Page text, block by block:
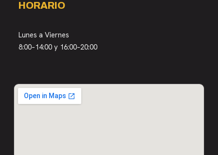
HORARIO
Lunes a Viernes
8:00–14:00 y 16:00–20:00